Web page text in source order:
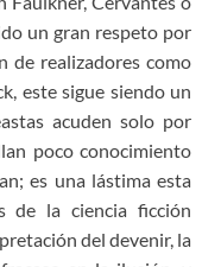
un gran respeto por
de realizadores como
este sigue siendo un
acuden solo por
poco conocimiento
es una lástima esta
de la ciencia ficción
del devenir, la